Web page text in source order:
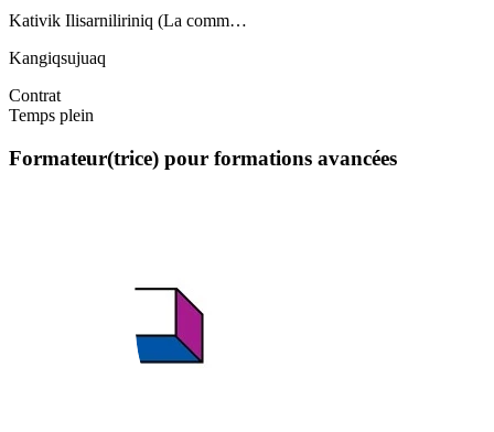
Kativik Ilisarniliriniq (La comm…
Kangiqsujuaq
Contrat
Temps plein
Formateur(trice) pour formations avancées